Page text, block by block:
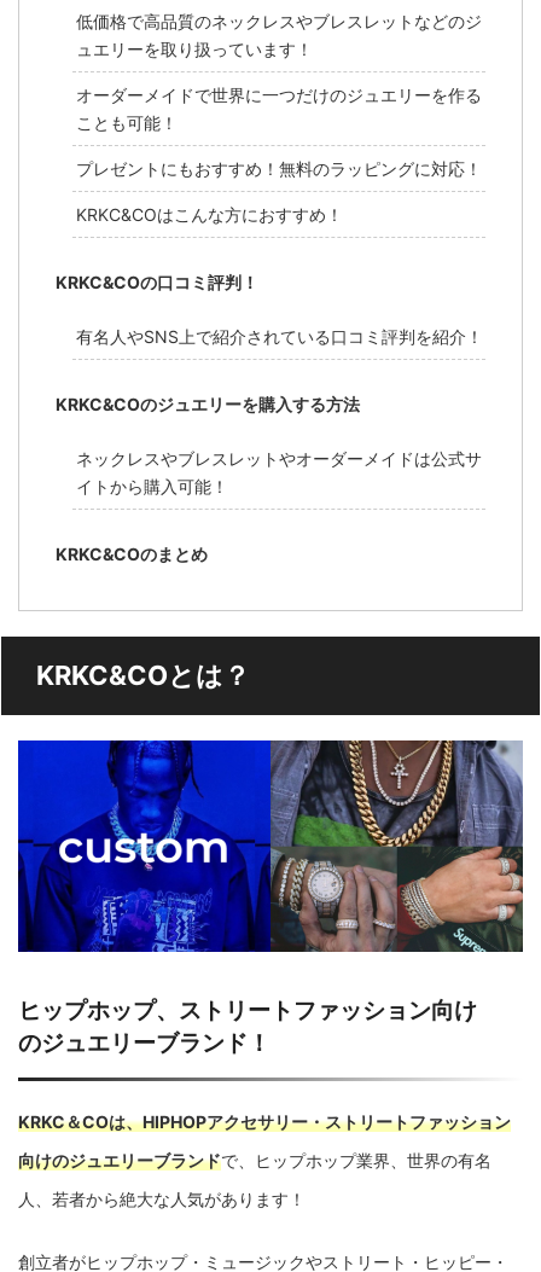
低価格で高品質のネックレスやブレスレットなどのジ
ュエリーを取り扱っています！
オーダーメイドで世界に一つだけのジュエリーを作る
ことも可能！
プレゼントにもおすすめ！無料のラッピングに対応！
KRKC&COはこんな方におすすめ！
KRKC&COの口コミ評判！
有名人やSNS上で紹介されている口コミ評判を紹介！
KRKC&COのジュエリーを購入する方法
ネックレスやブレスレットやオーダーメイドは公式サ
イトから購入可能！
KRKC&COのまとめ
KRKC&COとは？
ヒップホップ、ストリートファッション向け
のジュエリーブランド！
KRKC＆COは、HIPHOPアクセサリー・ストリートファッション
向けのジュエリーブランドで、ヒップホップ業界、世界の有名
人、若者から絶大な人気があります！
創立者がヒップホップ・ミュージックやストリート・ヒッピー・